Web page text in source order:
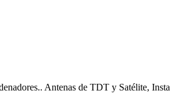
Antenas de TDT y Satélite,